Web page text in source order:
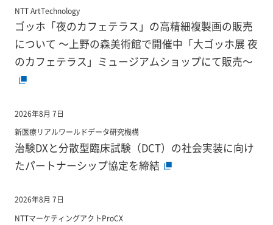
NTT ArtTechnology
ゴッホ「夜のカフェテラス」の高精細複製画の販売
について ～上野の森美術館で開催中「大ゴッホ展 夜
のカフェテラス」ミュージアムショップにて販売～
2026年8月 7日
新医療リアルワールドデータ研究機構
治験DXと分散型臨床試験（DCT）の社会実装に向け
たパートナーシップ協定を締結
2026年8月 7日
NTTマーケティングアクトProCX